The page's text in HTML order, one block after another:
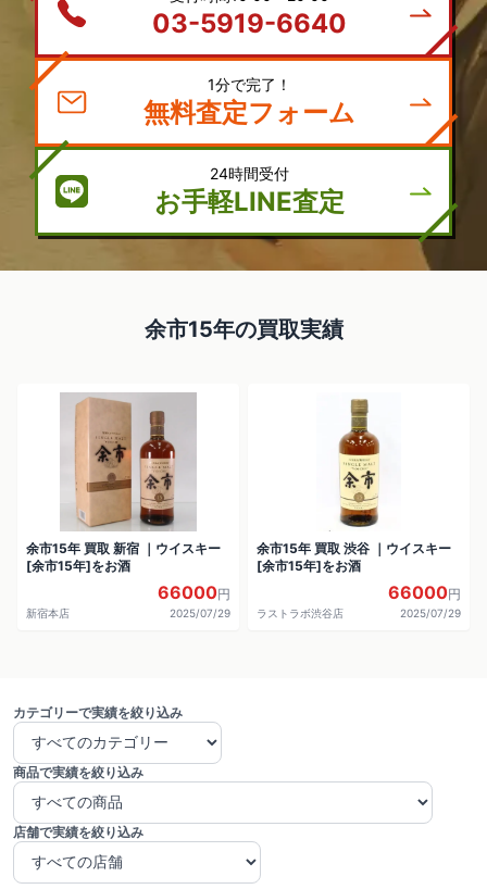
03-5919-6640
1分で完了！
無料査定フォーム
24時間受付
お手軽LINE査定
余市15年の買取実績
余市15年 買取 新宿 ｜ウイスキー
[余市15年]をお酒
66000円
新宿本店 2025/07/29
余市15年 買取 渋谷 ｜ウイスキー
[余市15年]をお酒
66000円
ラストラボ渋谷店 2025/07/29
カテゴリーで実績を絞り込み
商品で実績を絞り込み
店舗で実績を絞り込み